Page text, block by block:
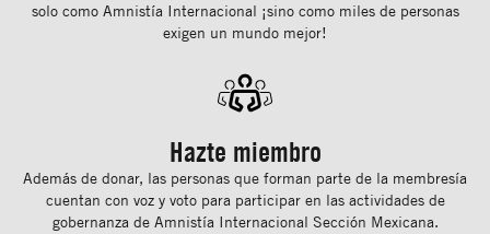
solo como Amnistía Internacional ¡sino como miles de personas
exigen un mundo mejor!
Hazte miembro
Además de donar, las personas que forman parte de la membresía
cuentan con voz y voto para participar en las actividades de
gobernanza de Amnistía Internacional Sección Mexicana.